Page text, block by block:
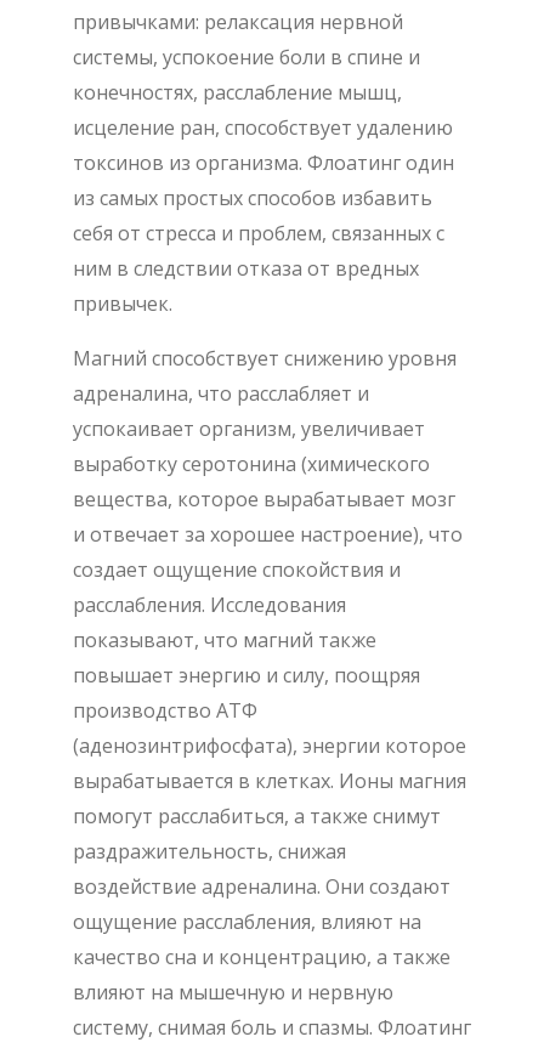
привычками: релаксация нервной
системы, успокоение боли в спине и
конечностях, расслабление мышц,
исцеление ран, способствует удалению
токсинов из организма. Флоатинг один
из самых простых способов избавить
себя от стресса и проблем, связанных с
ним в следствии отказа от вредных
привычек.
Магний способствует снижению уровня
адреналина, что расслабляет и
успокаивает организм, увеличивает
выработку серотонина (химического
вещества, которое вырабатывает мозг
и отвечает за хорошее настроение), что
создает ощущение спокойствия и
расслабления. Исследования
показывают, что магний также
повышает энергию и силу, поощряя
производство АТФ
(аденозинтрифосфата), энергии которое
вырабатывается в клетках. Ионы магния
помогут расслабиться, а также снимут
раздражительность, снижая
воздействие адреналина. Они создают
ощущение расслабления, влияют на
качество сна и концентрацию, а также
влияют на мышечную и нервную
систему, снимая боль и спазмы. Флоатинг